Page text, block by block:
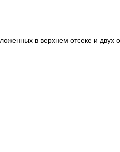
в верхнем отсеке и двух